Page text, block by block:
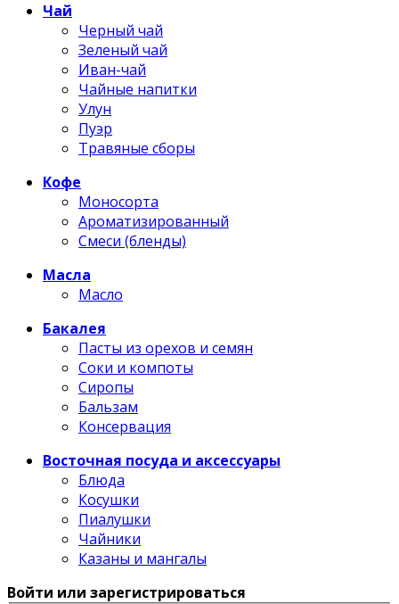
Чай
Черный чай
Зеленый чай
Иван-чай
Чайные напитки
Улун
Пуэр
Травяные сборы
Кофе
Моносорта
Ароматизированный
Смеси (бленды)
Масла
Масло
Бакалея
Пасты из орехов и семян
Соки и компоты
Сиропы
Бальзам
Консервация
Восточная посуда и аксессуары
Блюда
Косушки
Пиалушки
Чайники
Казаны и мангалы
Войти или зарегистрироваться